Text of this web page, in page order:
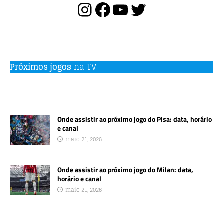
Próximos jogos na TV
Onde assistir ao próximo jogo do Pisa: data, horário
e canal
maio 21, 2026
Onde assistir ao próximo jogo do Milan: data,
horário e canal
maio 21, 2026